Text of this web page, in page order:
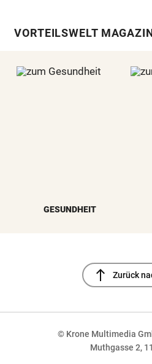
VORTEILSWELT
GESUNDHEIT
north Zurück
© Krone Multimedia
Muthgasse 2,